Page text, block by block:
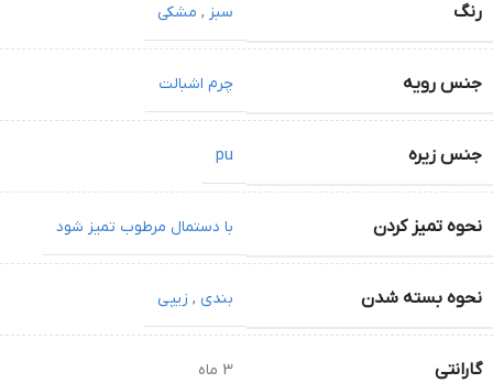
رنگ سبز , مشکی
جنس رویه چرم اشبالت
جنس زیره pu
نحوه تمیز کردن با دستمال مرطوب تمیز شود
نحوه بسته شدن بندی , زیپی
گارانتی 3 ماه